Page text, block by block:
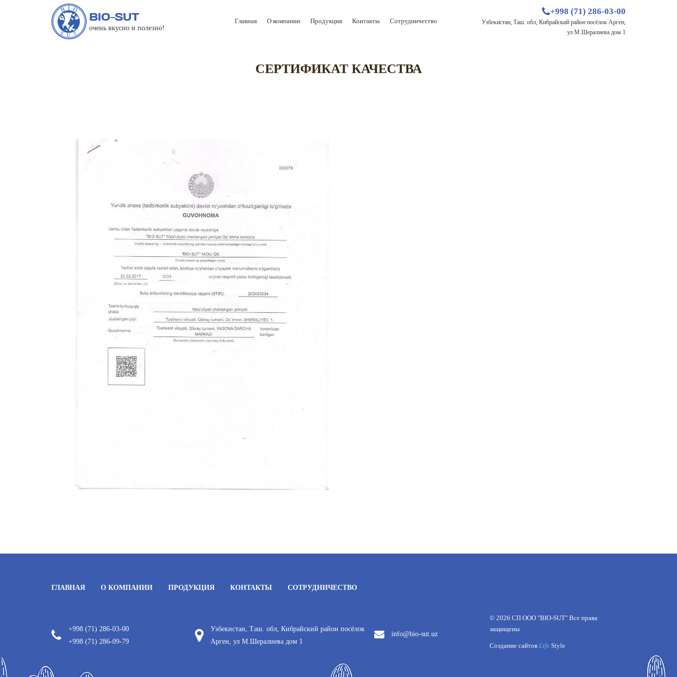
BIO-SUT
очень вкусно и полезно!
Главная О компании Продукция Контакты Сотрудничество
+998 (71) 286-03-00
Узбекистан, Таш. обл, Кибрайский район посёлок Арген,
ул М.Шералиева дом 1
СЕРТИФИКАТ КАЧЕСТВА
ГЛАВНАЯ О КОМПАНИИ ПРОДУКЦИЯ КОНТАКТЫ СОТРУДНИЧЕСТВО
+998 (71) 286-03-00
+998 (71) 286-09-79
Узбекистан, Таш. обл, Кибрайский район посёлок
Арген, ул М.Шералиева дом 1
info@bio-sut.uz
© 2026 СП ООО "BIO-SUT" Все права
защищены
Создание сайтов Life Style